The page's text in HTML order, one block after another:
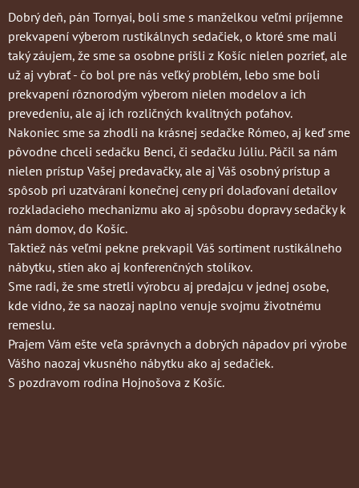
Dobrý deň, pán Tornyai, boli sme s manželkou veľmi príjemne
prekvapení výberom rustikálnych sedačiek, o ktoré sme mali
taký záujem, že sme sa osobne prišli z Košíc nielen pozrieť, ale
už aj vybrať - čo bol pre nás veľký problém, lebo sme boli
prekvapení rôznorodým výberom nielen modelov a ich
prevedeniu, ale aj ich rozličných kvalitných poťahov.
Nakoniec sme sa zhodli na krásnej sedačke Rómeo, aj keď sme
pôvodne chceli sedačku Benci, či sedačku Júliu. Páčil sa nám
nielen prístup Vašej predavačky, ale aj Váš osobný prístup a
spôsob pri uzatváraní konečnej ceny pri dolaďovaní detailov
rozkladacieho mechanizmu ako aj spôsobu dopravy sedačky k
nám domov, do Košíc.
Taktiež nás veľmi pekne prekvapil Váš sortiment rustikálneho
nábytku, stien ako aj konferenčných stolíkov.
Sme radi, že sme stretli výrobcu aj predajcu v jednej osobe,
kde vidno, že sa naozaj naplno venuje svojmu životnému
remeslu.
Prajem Vám ešte veľa správnych a dobrých nápadov pri výrobe
Vášho naozaj vkusného nábytku ako aj sedačiek.
S pozdravom rodina Hojnošova z Košíc.